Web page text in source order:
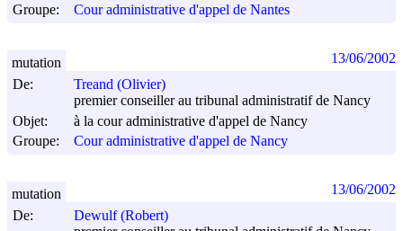
Groupe:
Cour administrative d'appel de Nantes
De:
Treand (Olivier)
premier conseiller au tribunal administratif de Nancy
Objet:
à la cour administrative d'appel de Nancy
Groupe:
Cour administrative d'appel de Nancy
mutation 13/06/2002
De:
Dewulf (Robert)
mutation 13/06/2002